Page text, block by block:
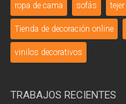
ropa de cama sofás tejer
Tienda de decoración online
vinilos decorativos
TRABAJOS RECIENTES